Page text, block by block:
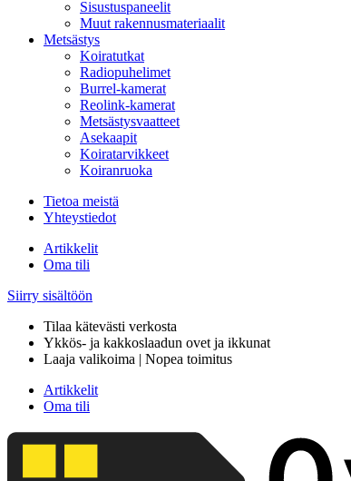
Sisustuspaneelit
Muut rakennusmateriaalit
Metsästys
Koiratutkat
Radiopuhelimet
Burrel-kamerat
Reolink-kamerat
Metsästysvaatteet
Asekaapit
Koiratarvikkeet
Koiranruoka
Tietoa meistä
Yhteystiedot
Artikkelit
Oma tili
Siirry sisältöön
Tilaa kätevästi verkosta
Ykkös- ja kakkoslaadun ovet ja ikkunat
Laaja valikoima | Nopea toimitus
Artikkelit
Oma tili